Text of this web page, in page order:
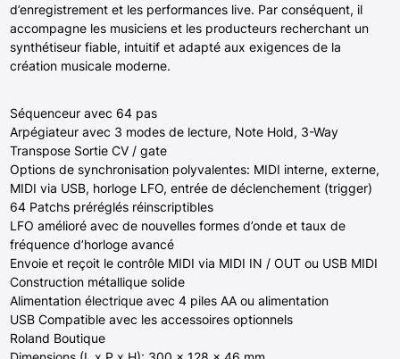
d’enregistrement et les performances live. Par conséquent, il
accompagne les musiciens et les producteurs recherchant un
synthétiseur fiable, intuitif et adapté aux exigences de la
création musicale moderne.
Séquenceur avec 64 pas
Arpégiateur avec 3 modes de lecture, Note Hold, 3-Way
Transpose Sortie CV / gate
Options de synchronisation polyvalentes: MIDI interne, externe,
MIDI via USB, horloge LFO, entrée de déclenchement (trigger)
64 Patchs préréglés réinscriptibles
LFO amélioré avec de nouvelles formes d’onde et taux de
fréquence d’horloge avancé
Envoie et reçoit le contrôle MIDI via MIDI IN / OUT ou USB MIDI
Construction métallique solide
Alimentation électrique avec 4 piles AA ou alimentation
USB Compatible avec les accessoires optionnels
Roland Boutique